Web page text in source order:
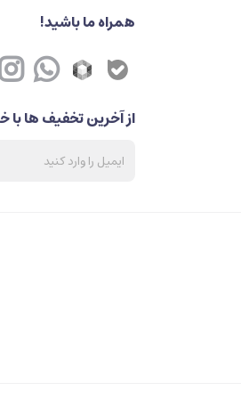
همراه ما باشید!
از آخرین تخفیف ها با